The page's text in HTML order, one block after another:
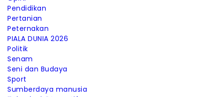
Pendidikan
Pertanian
Peternakan
PIALA DUNIA 2026
Politik
Senam
Seni dan Budaya
Sport
Sumberdaya manusia